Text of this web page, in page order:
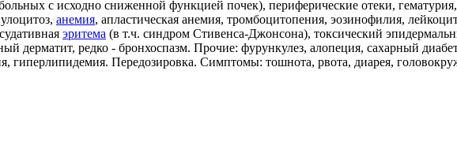
с исходно сниженной функцией почек), периферические отеки,
анемия, апластическая анемия, тромбоцитопения, эозинофилия,
эритема (в т.ч. синдром Стивенса-Джонсона), токсический
дерматит, редко - бронхоспазм. Прочие: фурункулез, алопеция, сахарный
гиперлипидемия. Передозировка. Симптомы: тошнота, рвота, диарея,